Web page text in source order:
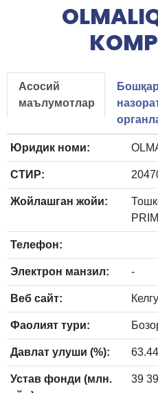
Асосий
маълумотлар
Юридик номи:
СТИР:
Жойлашган жойи:
Телефон:
Электрон манзил: -
Веб сайт:
Фаолият тури:
Давлат улуши (%): 63.44
Устав фонди (млн.
39